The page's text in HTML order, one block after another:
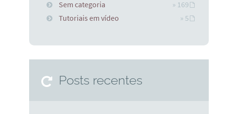
Sem categoria
» 169
Tutoriais em vídeo
» 5
Posts recentes